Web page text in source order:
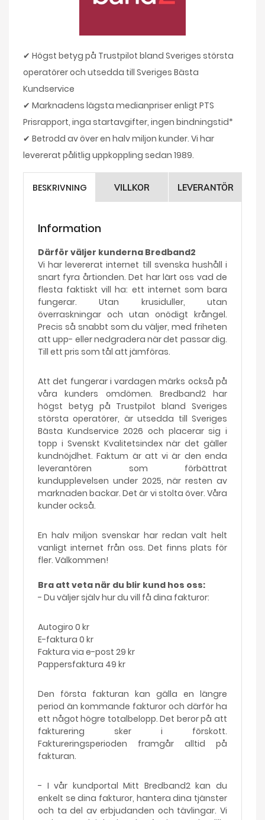
✔ Högst betyg på Trustpilot bland Sveriges största
operatörer och utsedda till Sveriges Bästa
Kundservice
✔ Marknadens lägsta medianpriser enligt PTS
Prisrapport, inga startavgifter, ingen bindningstid*
✔ Betrodd av över en halv miljon kunder. Vi har
levererat pålitlig uppkoppling sedan 1989.
BESKRIVNING VILLKOR LEVERANTÖR
Information
Därför väljer kunderna Bredband2
Vi har levererat internet till svenska hushåll i
snart fyra årtionden. Det har lärt oss vad de
flesta faktiskt vill ha: ett internet som bara
fungerar. Utan krusiduller, utan
överraskningar och utan onödigt krångel.
Precis så snabbt som du väljer, med friheten
att upp- eller nedgradera när det passar dig.
Till ett pris som tål att jämföras.
Att det fungerar i vardagen märks också på
våra kunders omdömen. Bredband2 har
högst betyg på Trustpilot bland Sveriges
största operatörer, är utsedda till Sveriges
Bästa Kundservice 2026 och placerar sig i
topp i Svenskt Kvalitetsindex när det gäller
kundnöjdhet. Faktum är att vi är den enda
leverantören som förbättrat
kundupplevelsen under 2025, när resten av
marknaden backar. Det är vi stolta över. Våra
kunder också.
En halv miljon svenskar har redan valt helt
vanligt internet från oss. Det finns plats för
fler. Välkommen!
Bra att veta när du blir kund hos oss:
- Du väljer själv hur du vill få dina fakturor:
Autogiro 0 kr
E-faktura 0 kr
Faktura via e-post 29 kr
Pappersfaktura 49 kr
Den första fakturan kan gälla en längre
period än kommande fakturor och därför ha
ett något högre totalbelopp. Det beror på att
fakturering sker i förskott.
Faktureringsperioden framgår alltid på
fakturan.
- I vår kundportal Mitt Bredband2 kan du
enkelt se dina fakturor, hantera dina tjänster
och ta del av erbjudanden och tävlingar. Vi